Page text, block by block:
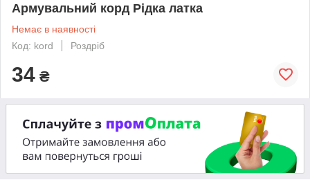
Армувальний корд Рідка латка
Немає в наявності
Код: kord
Роздріб
34 ₴